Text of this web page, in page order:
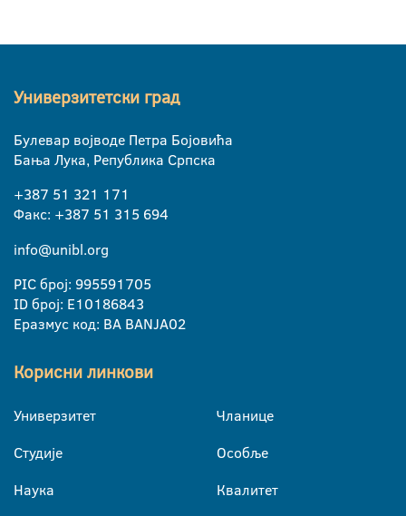
Универзитетски град
Булевар војводе Петра Бојовића
Бања Лука, Република Српска
+387 51 321 171
Факс: +387 51 315 694
info@unibl.org
PIC број: 995591705
ID број: E10186843
Еразмус код: BA BANJA02
Корисни линкови
Универзитет
Студије
Наука
Чланице
Особље
Квалитет